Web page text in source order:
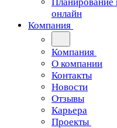
онлайн
Компания
Компания
О компании
Контакты
Новости
Отзывы
Карьера
Проекты